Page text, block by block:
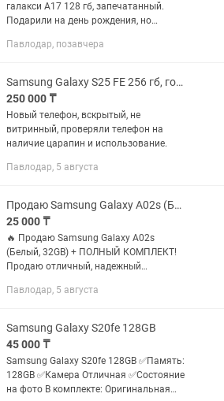
галакси А17 128 гб, запечатанный.
Подарили на день рождения, но
Павлодар, позавчера
Samsung Galaxy S25 FE 256 гб, голубой
250 000 ₸
Новый телефон, вскрытый, не
витринный, проверяли телефон на
наличие царапин и использование.
Павлодар, 5 августа
Продаю Samsung Galaxy A02s (Белый, 32GB)
25 000 ₸
🔥 Продаю Samsung Galaxy A02s
(Белый, 32GB) + ПОЛНЫЙ КОМПЛЕКТ!
Продаю отличный, надежный
белом цвете. Покупала для себя,
чем...
Павлодар, 5 августа
Samsung Galaxy S20fe 128GB
45 000 ₸
Samsung Galaxy S20fe 128GB ✅Память:
128GB ✅Камера Отличная ✅Состояние
на фото В комплекте: Оригинальная